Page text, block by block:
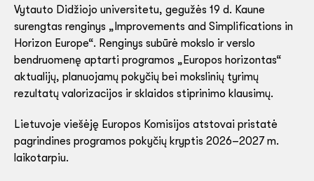
Vytauto Didžiojo universitetu, gegužės 19 d. Kaune
surengtas renginys „Improvements and Simplifications in
Horizon Europe“. Renginys subūrė mokslo ir verslo
bendruomenę aptarti programos „Europos horizontas“
aktualijų, planuojamų pokyčių bei mokslinių tyrimų
rezultatų valorizacijos ir sklaidos stiprinimo klausimų.
Lietuvoje viešėję Europos Komisijos atstovai pristatė
pagrindines programos pokyčių kryptis 2026–2027 m.
laikotarpiu.